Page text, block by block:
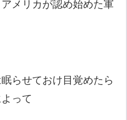
メリカが認め始めた軍
らせておけ目覚めたら
って